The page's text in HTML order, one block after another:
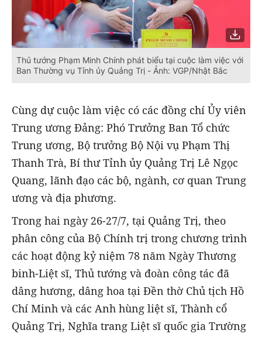
Thủ tướng Phạm Minh Chính phát biểu tại cuộc làm việc với
Ban Thường vụ Tỉnh ủy Quảng Trị - Ảnh: VGP/Nhật Bắc
Cùng dự cuộc làm việc có các đồng chí Ủy viên
Trung ương Đảng: Phó Trưởng Ban Tổ chức
Trung ương, Bộ trưởng Bộ Nội vụ Phạm Thị
Thanh Trà, Bí thư Tỉnh ủy Quảng Trị Lê Ngọc
Quang, lãnh đạo các bộ, ngành, cơ quan Trung
ương và địa phương.
Trong hai ngày 26-27/7, tại Quảng Trị, theo
phân công của Bộ Chính trị trong chương trình
các hoạt động kỷ niệm 78 năm Ngày Thương
binh-Liệt sĩ, Thủ tướng và đoàn công tác đã
dâng hương, dâng hoa tại Đền thờ Chủ tịch Hồ
Chí Minh và các Anh hùng liệt sĩ, Thành cổ
Quảng Trị, Nghĩa trang Liệt sĩ quốc gia Trường